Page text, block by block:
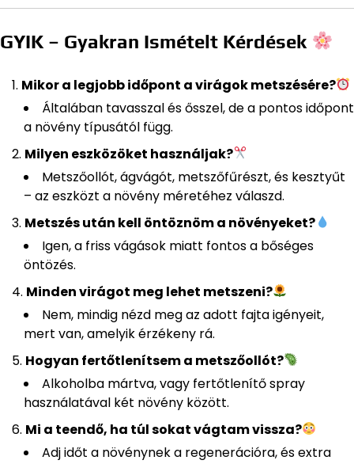
GYIK – Gyakran Ismételt Kérdések
Mikor a legjobb időpont a virágok metszésére?
Általában tavasszal és ősszel, de a pontos időpont
a növény típusától függ.
Milyen eszközöket használjak?
Metszőollót, ágvágót, metszőfűrészt, és kesztyűt
– az eszközt a növény méretéhez válaszd.
Metszés után kell öntöznöm a növényeket?
Igen, a friss vágások miatt fontos a bőséges
öntözés.
Minden virágot meg lehet metszeni?
Nem, mindig nézd meg az adott fajta igényeit,
mert van, amelyik érzékeny rá.
Hogyan fertőtlenítsem a metszőollót?
Alkoholba mártva, vagy fertőtlenítő spray
használatával két növény között.
Mi a teendő, ha túl sokat vágtam vissza?
Adj időt a növénynek a regenerációra, és extra